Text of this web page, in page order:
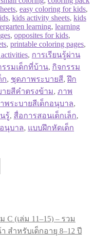
, easy coloring for kids,
, kids activity sheets, kids
learning, learning
, opposites for kids,
, printable coloring pages,
, การเรียนรู้ผ่าน
รรมเด็กที่บ้าน, กิจกรรม
ก, ชุดภาพระบายสี,ฝึก
ยสีคำตรงข้าม, ภาพ
พระบายสีเด็กอนุบาล,
รู้, สื่อการสอนเด็กเล็ก,
นุบาล, แบบฝึกหัดเด็ก
(เล่ม 11–15) – รวม
สำหรับเด็กอายุ 8–12 ปี